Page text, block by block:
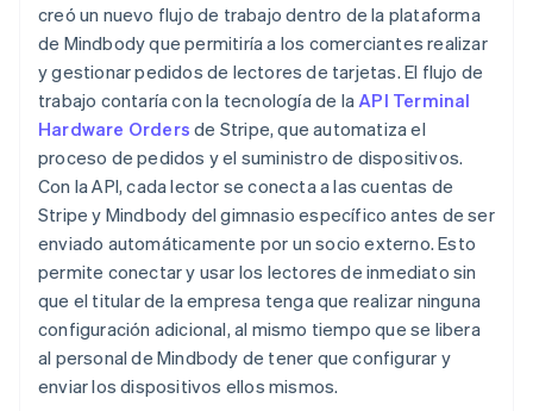
creó un nuevo flujo de trabajo dentro de la plataforma
de Mindbody que permitiría a los comerciantes realizar
y gestionar pedidos de lectores de tarjetas. El flujo de
trabajo contaría con la tecnología de la API Terminal
Hardware Orders de Stripe, que automatiza el
proceso de pedidos y el suministro de dispositivos.
Con la API, cada lector se conecta a las cuentas de
Stripe y Mindbody del gimnasio específico antes de ser
enviado automáticamente por un socio externo. Esto
permite conectar y usar los lectores de inmediato sin
que el titular de la empresa tenga que realizar ninguna
configuración adicional, al mismo tiempo que se libera
al personal de Mindbody de tener que configurar y
enviar los dispositivos ellos mismos.